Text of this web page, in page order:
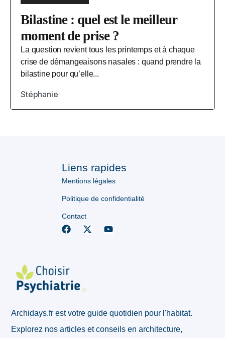
Bilastine : quel est le meilleur
moment de prise ?
La question revient tous les printemps et à chaque
crise de démangeaisons nasales : quand prendre la
bilastine pour qu’elle...
Stéphanie
Archidays.fr est votre guide quotidien pour l'habitat.
Explorez nos articles et conseils en architecture,
Liens rapides
Mentions légales
Politique de confidentialité
Contact